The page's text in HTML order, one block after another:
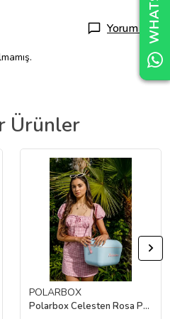
Yorum Yap
Ürünler
POLARBOX
Polarbox Celesten Rosa Pop 12L